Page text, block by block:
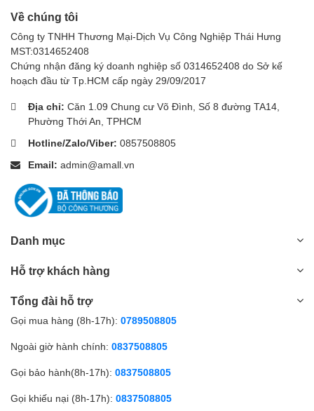
Về chúng tôi
Công ty TNHH Thương Mại-Dịch Vụ Công Nghiệp Thái Hưng
MST:0314652408
Chứng nhận đăng ký doanh nghiệp số 0314652408 do Sở kế
hoạch đầu từ Tp.HCM cấp ngày 29/09/2017
Địa chỉ: Căn 1.09 Chung cư Võ Đình, Số 8 đường TA14,
Phường Thới An, TPHCM
Hotline/Zalo/Viber: 0857508805
Email: admin@amall.vn
Danh mục
Hỗ trợ khách hàng
Tổng đài hỗ trợ
Gọi mua hàng (8h-17h): 0789508805
Ngoài giờ hành chính: 0837508805
Gọi bảo hành(8h-17h): 0837508805
Gọi khiếu nại (8h-17h): 0837508805